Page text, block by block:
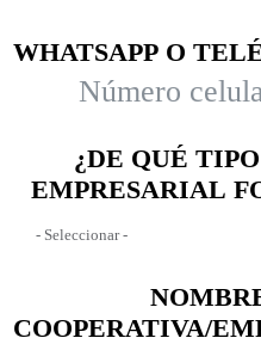
WHATSAPP O
¿DE QUÉ
EMPRESARIAL
COOPERATIVA/